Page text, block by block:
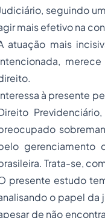
seguindo
mais efetivo na
atuação mais
à presente
gerenciamento
Trata-se,
presente estudo
o papel da
de não